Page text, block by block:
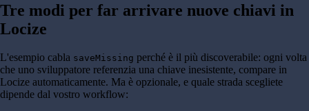
Tre modi per far arrivare nuove chiavi in
Locize
L'esempio cabla saveMissing perché è il più discoverabile: ogni volta
che uno sviluppatore referenzia una chiave inesistente, compare in
Locize automaticamente. Ma è opzionale, e quale strada scegliete
dipende dal vostro workflow: